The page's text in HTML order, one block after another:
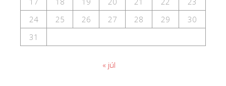
24
25 26 27 28 29
30
31
« júl